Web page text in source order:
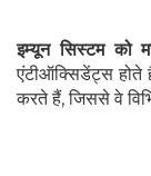
इम्यून सिस्टम को
एंटीऑक्सिडेंट्स होते
करते हैं, जिससे वे